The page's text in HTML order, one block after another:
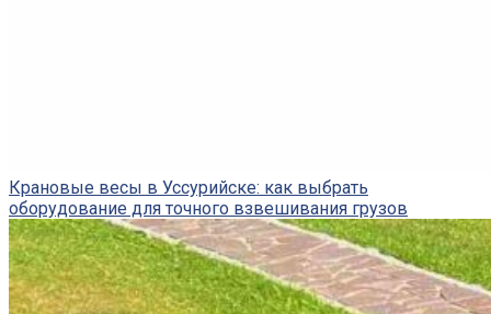
Крановые весы в Уссурийске: как выбрать
оборудование для точного взвешивания грузов